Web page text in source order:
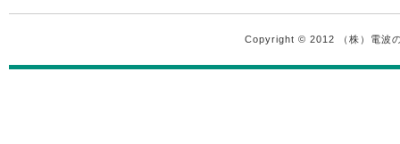
Copyright © 2012 （株）電波